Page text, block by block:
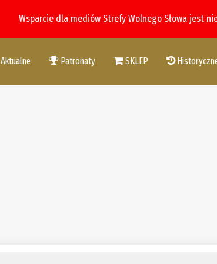
Wsparcie dla mediów Strefy Wolnego Słowa jest
Aktualne Patronaty SKLEP